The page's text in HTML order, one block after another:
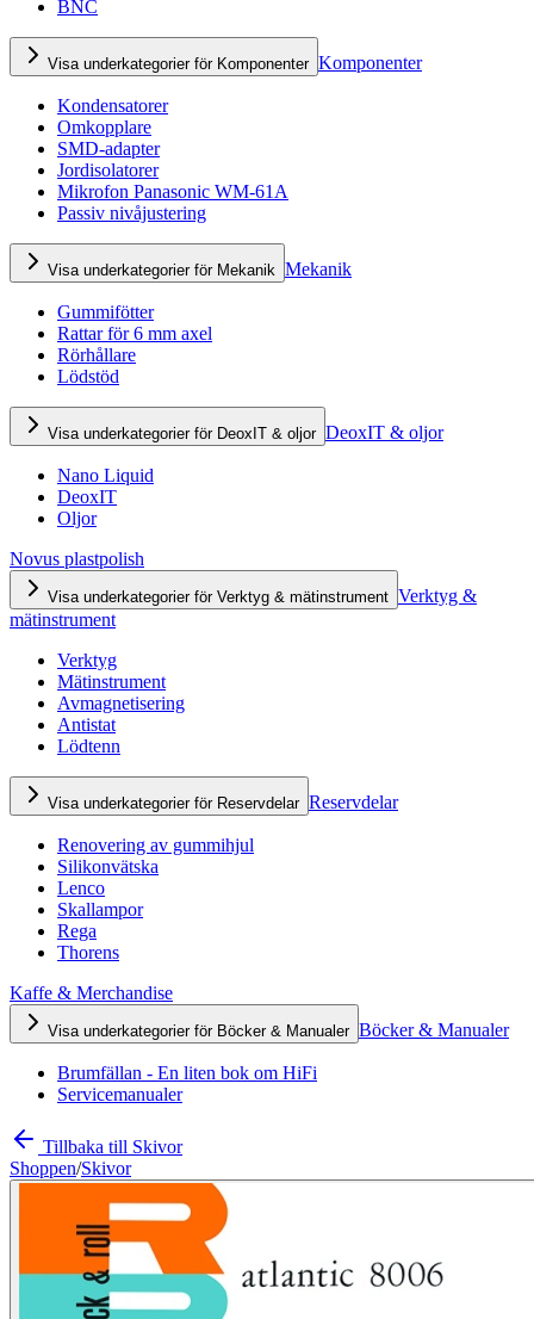
BNC
Visa underkategorier för Komponenter Komponenter
Kondensatorer
Omkopplare
SMD-adapter
Jordisolatorer
Mikrofon Panasonic WM-61A
Passiv nivåjustering
Visa underkategorier för Mekanik Mekanik
Gummifötter
Rattar för 6 mm axel
Rörhållare
Lödstöd
Visa underkategorier för DeoxIT & oljor DeoxIT & oljor
Nano Liquid
DeoxIT
Oljor
Novus plastpolish
Visa underkategorier för Verktyg & mätinstrument Verktyg &
mätinstrument
Verktyg
Mätinstrument
Avmagnetisering
Antistat
Lödtenn
Visa underkategorier för Reservdelar Reservdelar
Renovering av gummihjul
Silikonvätska
Lenco
Skallampor
Rega
Thorens
Kaffe & Merchandise
Visa underkategorier för Böcker & Manualer Böcker & Manualer
Brumfällan - En liten bok om HiFi
Servicemanualer
Tillbaka till Skivor
Shoppen/Skivor